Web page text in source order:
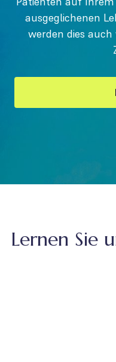
ausgeglichenen
werden dies
Lernen Sie